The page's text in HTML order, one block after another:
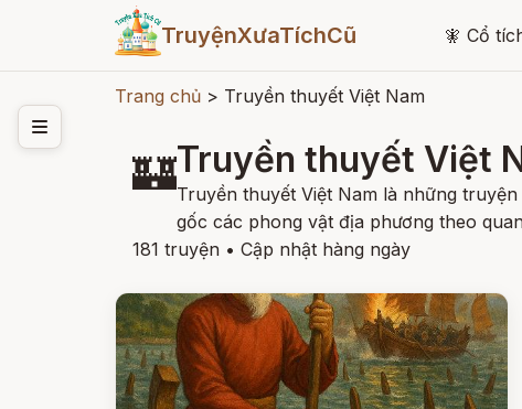
TruyệnXưaTíchCũ 🧚 Cổ
Trang chủ > Truyền thuyết Việt Nam
🏰Truyền thuyết Việt
Truyền thuyết Việt Nam là những
gốc các phong vật địa phương theo
181 truyện • Cập nhật hàng ngày